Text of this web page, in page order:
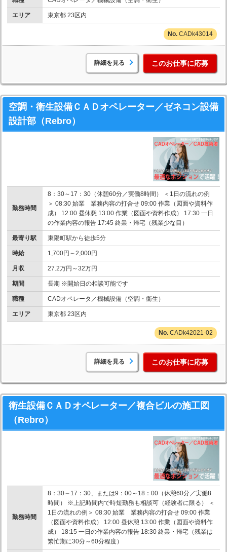
エリア 東京都 23区内
CADk43014
詳細を見る このお仕事に応募
空調・衛生設備ＣＡＤオペレーター／ゼネコン設備
設計部（Rebro）
勤務時間
8：30～17：30（休憩60分／実働8時間） ＜1日の流れの例
＞ 08:30 始業 業務内容の打合せ 09:00 作業（図面や資料作
成） 12:00 昼休憩 13:00 作業（図面や資料作成） 17:30 一日
の作業内容の報告 17:45 終業・帰宅（残業少な目）
最寄り駅 東陽町駅から徒歩5分
時給 1,700円～2,000円
月収 27.2万円～32万円
期間 長期 ※開始日の相談可能です
職種 CADオペレータ／機械設備（空調・衛生）
エリア 東京都 23区内
CADk42021-02
詳細を見る このお仕事に応募
衛生設備ＣＡＤオペレーター／複合ビルの施工図
（Rebro）
勤務時間
8：30～17：30、または9：00～18：00（休憩60分／実働8
時間） ※上記時間内で時短勤務も相談可（経験者に限る） ＜
1日の流れの例＞ 08:30 始業 業務内容の打合せ 09:00 作業
（図面や資料作成） 12:00 昼休憩 13:00 作業（図面や資料作
成） 18:15 一日の作業内容の報告 18:30 終業・帰宅（残業は
繁忙期に30分～60分程度）